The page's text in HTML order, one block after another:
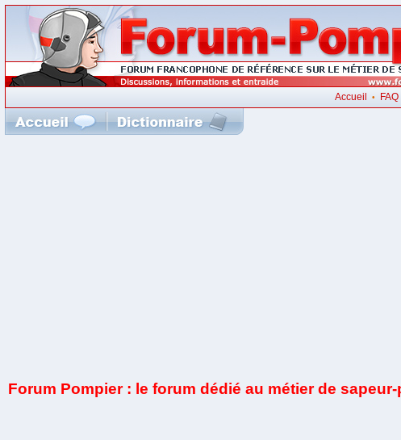
Accueil • FAQ
Forum Pompier : le forum dédié au métier de